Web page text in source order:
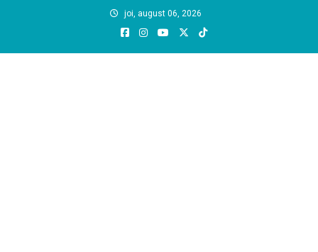
joi, august 06, 2026